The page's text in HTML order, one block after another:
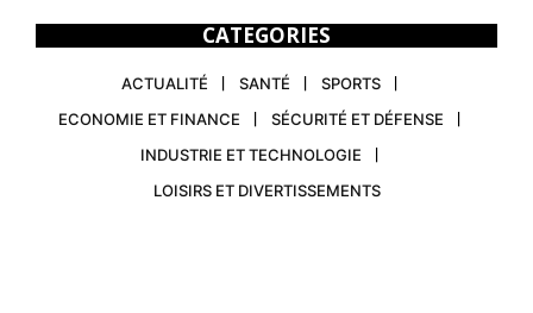
CATEGORIES
ACTUALITÉ SANTÉ
SPORTS
ECONOMIE ET FINANCE
SÉCURITÉ ET DÉFENSE
INDUSTRIE ET TECHNOLOGIE
LOISIRS ET DIVERTISSEMENTS